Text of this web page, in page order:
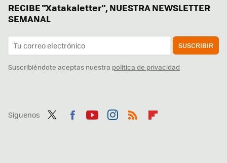
RECIBE "Xatakaletter", NUESTRA NEWSLETTER
SEMANAL
SUSCRIBIR
Suscribiéndote aceptas nuestra política de privacidad
Síguenos